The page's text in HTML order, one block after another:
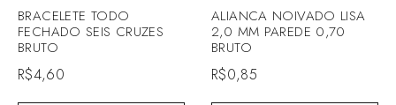
BRACELETE TODO
FECHADO SEIS CRUZES
BRUTO
R$4,60
ALIANCA NOIVADO LISA
2,0 MM PAREDE 0,70
BRUTO
R$0,85